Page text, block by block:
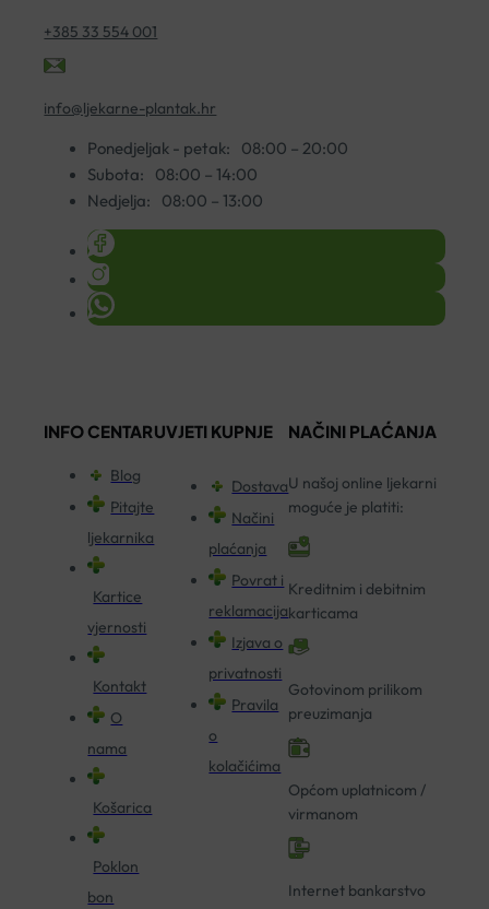
+385 33 554 001
info@ljekarne-plantak.hr
Ponedjeljak - petak:
08:00 – 20:00
Subota:
08:00 – 14:00
Nedjelja:
08:00 – 13:00
INFO CENTAR
Blog
Pitajte
ljekarnika
Kartice
vjernosti
Kontakt
O
nama
Košarica
Poklon
bon
UVJETI KUPNJE
Dostava
Načini
plaćanja
Povrat i
reklamacija
Izjava o
privatnosti
Pravila
o
kolačićima
NAČINI PLAĆANJA
U našoj online ljekarni
moguće je platiti:
Kreditnim i debitnim
karticama
Gotovinom prilikom
preuzimanja
Općom uplatnicom /
virmanom
Internet bankarstvo